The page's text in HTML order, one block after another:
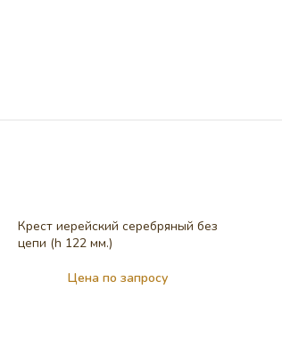
Крест иерейский серебряный без
цепи (h 122 мм.)
Цена по запросу